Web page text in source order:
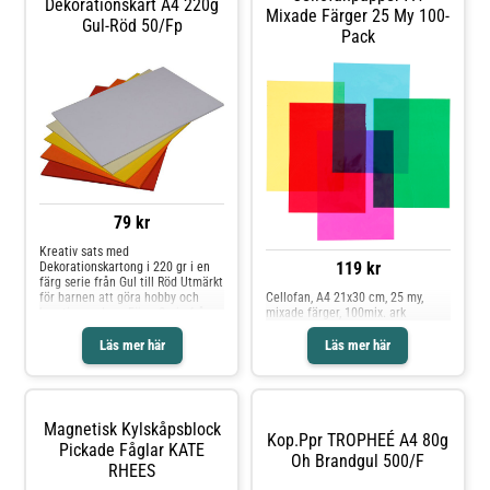
ömtåliga inslagningar och för att
skydda blommor mm.* Finns i flera
papperProdukten lever upp till
kravbilden för en Giftfri förskola.
website: https://www.djeco.com/
Legal manufacturer e-mail:
info@djeco.com
Dekorationskart A4 220g
Gul-Röd 50/fp
79 kr
Läs mer här
Kreativ sats med
Dekorationskartong i 220 gr i en
färg serie från Gul till Röd Utmärkt
för barnen att göra hobby och
gul till röd - 10 ark per färg -
Svanen licensnummer: 3044 0101
- FSC mix
Mixade Färger 25 My 100-
Pack
119 kr
Läs mer här
Cellofan, A4 21x30 cm, 25 my,
mixade färger, 100mix. ark
Magnetisk Kylskåpsblock
Pickade Fåglar KATE
RHEES
Kop.ppr TROPHEÉ A4 80g
Oh Brandgul 500/F